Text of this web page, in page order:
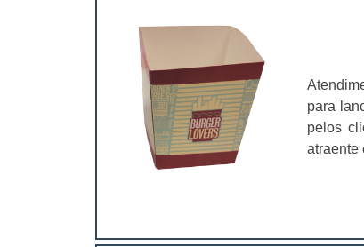
para
pelos
atraente
de